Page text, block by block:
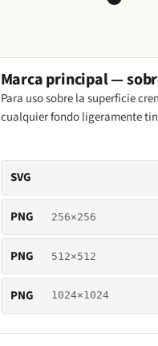
Marca principal —
Para uso sobre la superficie
cualquier fondo ligeramente
SVG
PNG 256×256
PNG 512×512
PNG 1024×1024